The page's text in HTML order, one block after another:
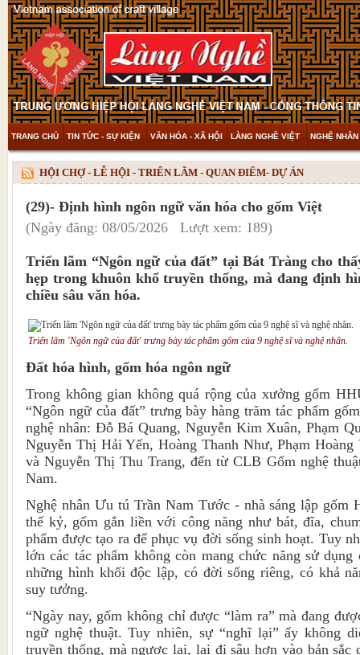
TRANG CHỦ TIN TỨC - SỰ KIỆN VĂN HÓA - XÃ HỘI LÀNG NGHỀ VIỆT NGHỆ
THAM KHẢO & KHÁM PHÁ VIDEO
HỘI CHỢ - LỄ HỘI - TRIỂN LÃM - QUAN ĐIỂM- DỰ ÁN
(29)- Định hình ngôn ngữ văn hóa cho gốm Việt
(Ngày đăng: 08/05/2026 Lượt xem: 189)
Triển lãm “Ngôn ngữ của đất” tại Bát Tràng cho
hẹp trong khuôn khổ truyền thống, mà đang định
chiều sâu văn hóa.
Triển lãm 'Ngôn ngữ của đất' trưng bày tác phẩm gốm của 9 nghệ sĩ và nghệ nhân.
Đất hóa hình, gốm hóa ngôn ngữ
Trong không gian không quá rộng của xưởng gốm
“Ngôn ngữ của đất” trưng bày hàng trăm tác phẩm
nghệ nhân: Đỗ Bá Quang, Nguyễn Kim Xuân, Phạm
Nguyễn Thị Hải Yến, Hoàng Thanh Như, Phạm
và Nguyễn Thị Thu Trang, đến từ CLB Gốm nghệ
Nam.
Nghệ nhân Ưu tú Trần Nam Tước - nhà sáng lập gốm
thế kỷ, gốm gắn liền với công năng như bát, đĩa,
phẩm được tạo ra để phục vụ đời sống sinh hoạt. Tuy
lớn các tác phẩm không còn mang chức năng sử
những hình khối độc lập, có đời sống riêng, có khả
suy tưởng.
“Ngày nay, gốm không chỉ được “làm ra” mà đang
ngữ nghệ thuật. Tuy nhiên, sự “nghĩ lại” ấy không
truyền thống, mà ngược lại, lại đi sâu hơn vào bản sắc